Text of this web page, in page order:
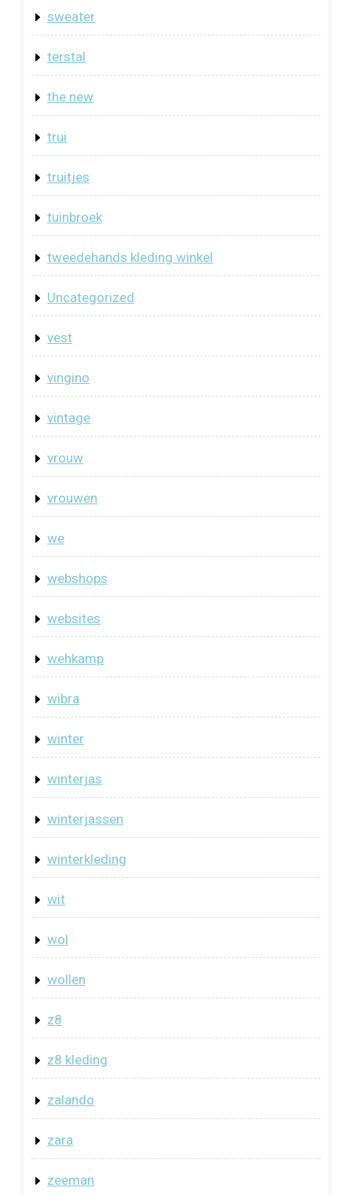
sweater
terstal
the new
trui
truitjes
tuinbroek
tweedehands kleding winkel
Uncategorized
vest
vingino
vintage
vrouw
vrouwen
we
webshops
websites
wehkamp
wibra
winter
winterjas
winterjassen
winterkleding
wit
wol
wollen
z8
z8 kleding
zalando
zara
zeeman